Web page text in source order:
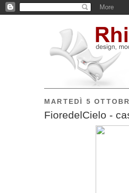
MARTEDÌ 5
FioredelCielo -